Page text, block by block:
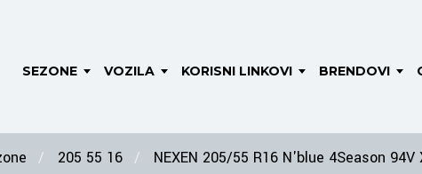
SEZONE VOZILA KORISNI LINKOVI BRENDOVI
205 55 16 NEXEN 205/55 R16 N'blue 4Season 94V